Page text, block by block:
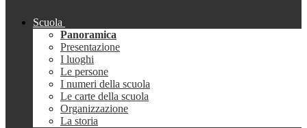
Scuola
Panoramica
Presentazione
I luoghi
Le persone
I numeri della scuola
Le carte della scuola
Organizzazione
La storia